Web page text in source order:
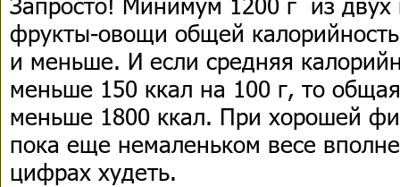
фрукты-овощи общей
и меньше. И если средняя
меньше 150 ккал на 100 г, то
меньше 1800 ккал. При хорошей
пока еще немаленьком весе
цифрах худеть.